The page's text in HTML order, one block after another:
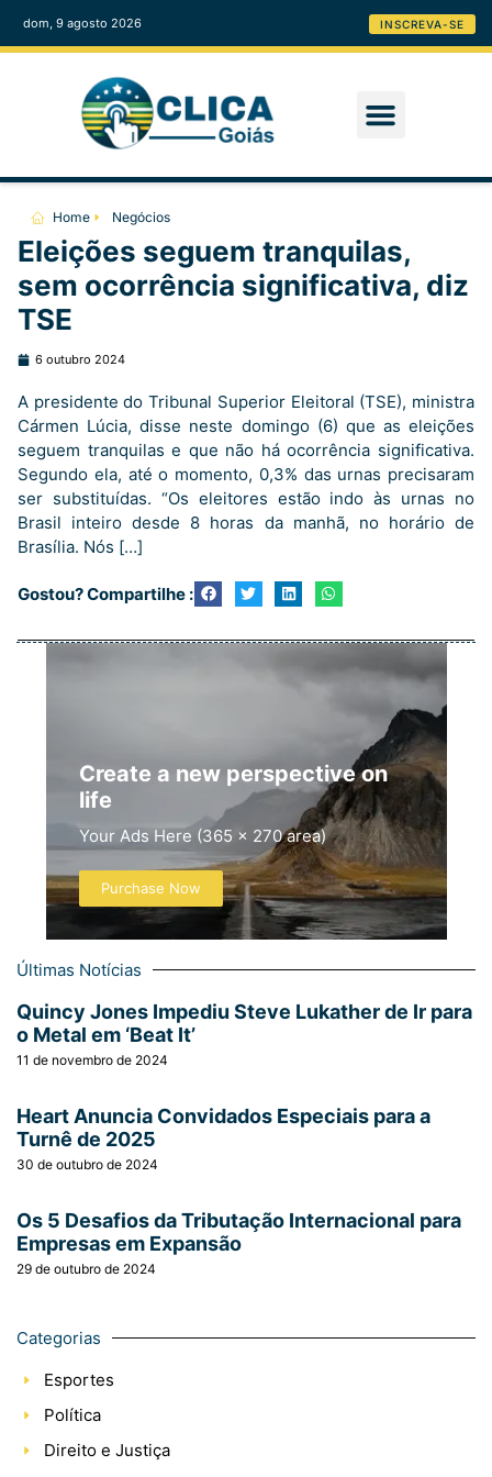
dom, 9 agosto 2026 INSCREVA-SE
Home Negócios
Eleições seguem tranquilas,
sem ocorrência significativa, diz
TSE
6 outubro 2024
A presidente do Tribunal Superior Eleitoral (TSE), ministra
Cármen Lúcia, disse neste domingo (6) que as eleições
seguem tranquilas e que não há ocorrência significativa.
Segundo ela, até o momento, 0,3% das urnas precisaram
ser substituídas. “Os eleitores estão indo às urnas no
Brasil inteiro desde 8 horas da manhã, no horário de
Brasília. Nós […]
Gostou? Compartilhe :
Create a new perspective on
life
Your Ads Here (365 x 270 area)
Purchase Now
Últimas Notícias
Quincy Jones Impediu Steve Lukather de Ir para
o Metal em ‘Beat It’
11 de novembro de 2024
Heart Anuncia Convidados Especiais para a
Turnê de 2025
30 de outubro de 2024
Os 5 Desafios da Tributação Internacional para
Empresas em Expansão
29 de outubro de 2024
Categorias
Esportes
Política
Direito e Justiça